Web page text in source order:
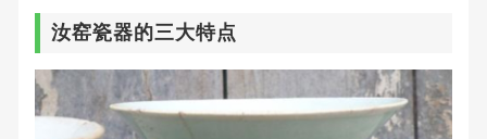
汝窑瓷器的三大特点